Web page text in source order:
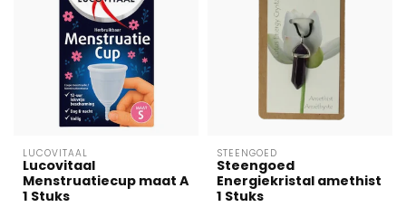
LUCOVITAAL
Lucovitaal
Menstruatiecup maat A
1 Stuks
STEENGOED
Steengoed
Energiekristal amethist
1 Stuks